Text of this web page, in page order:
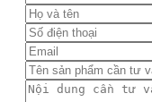
Tạ